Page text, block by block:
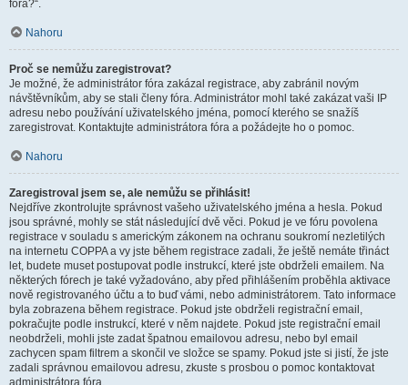
fóra?“.
Nahoru
Proč se nemůžu zaregistrovat?
Je možné, že administrátor fóra zakázal registrace, aby zabránil novým
návštěvníkům, aby se stali členy fóra. Administrátor mohl také zakázat vaši IP
adresu nebo používání uživatelského jména, pomocí kterého se snažíš
zaregistrovat. Kontaktujte administrátora fóra a požádejte ho o pomoc.
Nahoru
Zaregistroval jsem se, ale nemůžu se přihlásit!
Nejdříve zkontrolujte správnost vašeho uživatelského jména a hesla. Pokud
jsou správné, mohly se stát následující dvě věci. Pokud je ve fóru povolena
registrace v souladu s americkým zákonem na ochranu soukromí nezletilých
na internetu COPPA a vy jste během registrace zadali, že ještě nemáte třináct
let, budete muset postupovat podle instrukcí, které jste obdrželi emailem. Na
některých fórech je také vyžadováno, aby před přihlášením proběhla aktivace
nově registrovaného účtu a to buď vámi, nebo administrátorem. Tato informace
byla zobrazena během registrace. Pokud jste obdrželi registrační email,
pokračujte podle instrukcí, které v něm najdete. Pokud jste registrační email
neobdrželi, mohli jste zadat špatnou emailovou adresu, nebo byl email
zachycen spam filtrem a skončil ve složce se spamy. Pokud jste si jistí, že jste
zadali správnou emailovou adresu, zkuste s prosbou o pomoc kontaktovat
administrátora fóra.